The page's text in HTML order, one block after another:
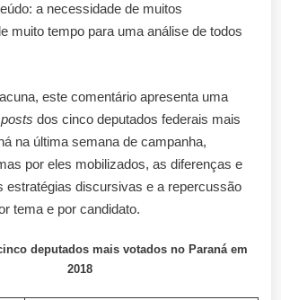
a necessidade de muitos
muito tempo para uma análise de todos
este comentário apresenta uma
posts dos cinco deputados federais mais
na última semana de campanha,
por eles mobilizados, as diferenças e
estratégias discursivas e a repercussão
tema e por candidato.
deputados mais votados no Paraná em
2018